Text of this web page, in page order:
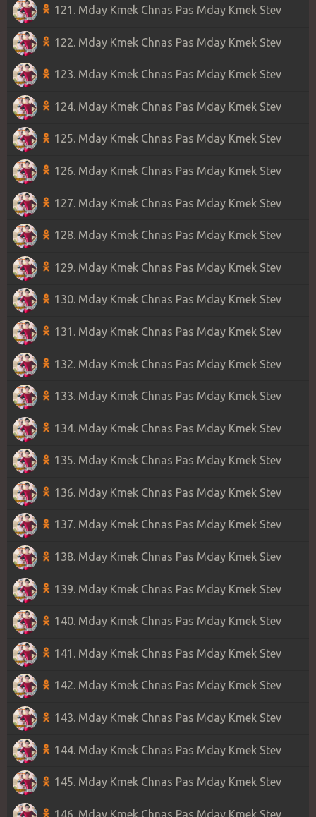
121. Mday Kmek Chnas Pas Mday Kmek Stev
122. Mday Kmek Chnas Pas Mday Kmek Stev
123. Mday Kmek Chnas Pas Mday Kmek Stev
124. Mday Kmek Chnas Pas Mday Kmek Stev
125. Mday Kmek Chnas Pas Mday Kmek Stev
126. Mday Kmek Chnas Pas Mday Kmek Stev
127. Mday Kmek Chnas Pas Mday Kmek Stev
128. Mday Kmek Chnas Pas Mday Kmek Stev
129. Mday Kmek Chnas Pas Mday Kmek Stev
130. Mday Kmek Chnas Pas Mday Kmek Stev
131. Mday Kmek Chnas Pas Mday Kmek Stev
132. Mday Kmek Chnas Pas Mday Kmek Stev
133. Mday Kmek Chnas Pas Mday Kmek Stev
134. Mday Kmek Chnas Pas Mday Kmek Stev
135. Mday Kmek Chnas Pas Mday Kmek Stev
136. Mday Kmek Chnas Pas Mday Kmek Stev
137. Mday Kmek Chnas Pas Mday Kmek Stev
138. Mday Kmek Chnas Pas Mday Kmek Stev
139. Mday Kmek Chnas Pas Mday Kmek Stev
140. Mday Kmek Chnas Pas Mday Kmek Stev
141. Mday Kmek Chnas Pas Mday Kmek Stev
142. Mday Kmek Chnas Pas Mday Kmek Stev
143. Mday Kmek Chnas Pas Mday Kmek Stev
144. Mday Kmek Chnas Pas Mday Kmek Stev
145. Mday Kmek Chnas Pas Mday Kmek Stev
146. Mday Kmek Chnas Pas Mday Kmek Stev